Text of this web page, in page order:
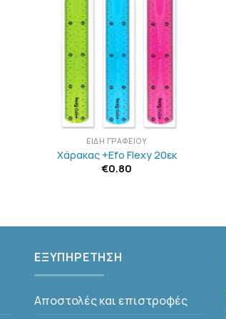
ΣΤΗΝ
ΛΊΣΤΑ
ΕΠΙΘΥΜΙΏΝ
ΕΊΔΗ ΓΡΑΦΕΊΟΥ
Χάρακας +Efo Flexy 20εκ
€0.80
ΕΞΥΠΗΡΕΤΗΣΗ
Αποστολές και επιστροφές